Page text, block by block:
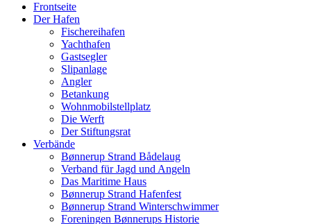
Frontseite
Der Hafen
Fischereihafen
Yachthafen
Gastsegler
Slipanlage
Angler
Betankung
Wohnmobilstellplatz
Die Werft
Der Stiftungsrat
Verbände
Bønnerup Strand Bådelaug
Verband für Jagd und Angeln
Das Maritime Haus
Bønnerup Strand Hafenfest
Bønnerup Strand Winterschwimmer
Foreningen Bønnerups Historie